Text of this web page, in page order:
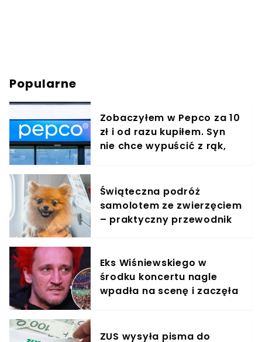
Popularne
Zobaczyłem w Pepco za 10
zł i od razu kupiłem. Syn
nie chce wypuścić z rąk,
Świąteczna podróż
samolotem ze zwierzęciem
– praktyczny przewodnik
Eks Wiśniewskiego w
środku koncertu nagle
wpadła na scenę i zaczęła
ZUS wysyła pisma do